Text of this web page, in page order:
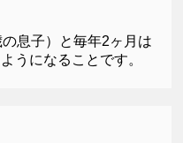
息子）と毎年2ヶ月は
うになることです。